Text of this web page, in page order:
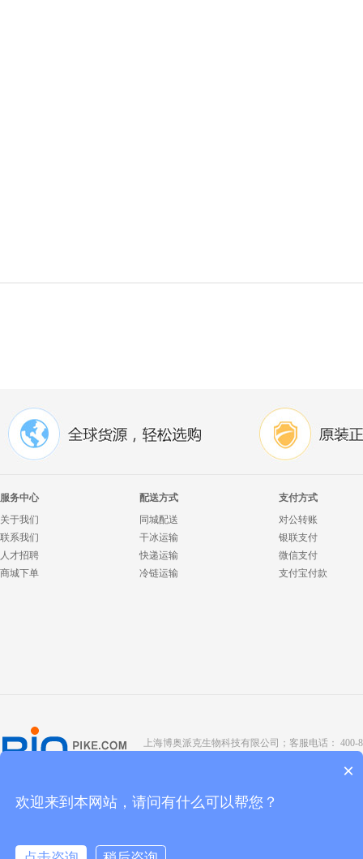
服务中心
关于我们
联系我们
人才招聘
商城下单
配送方式
同城配送
干冰运输
快递运输
冷链运输
支付方式
对公转账
银联支付
微信支付
支付宝付款
上海博奥派克生物科技有限公司；客服电话： 400-
京ICP备
×
欢迎来到本网站，请问有什么可以帮您？